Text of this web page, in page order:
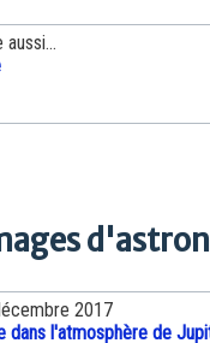
aussi...
2017
dans l'atmosphère de